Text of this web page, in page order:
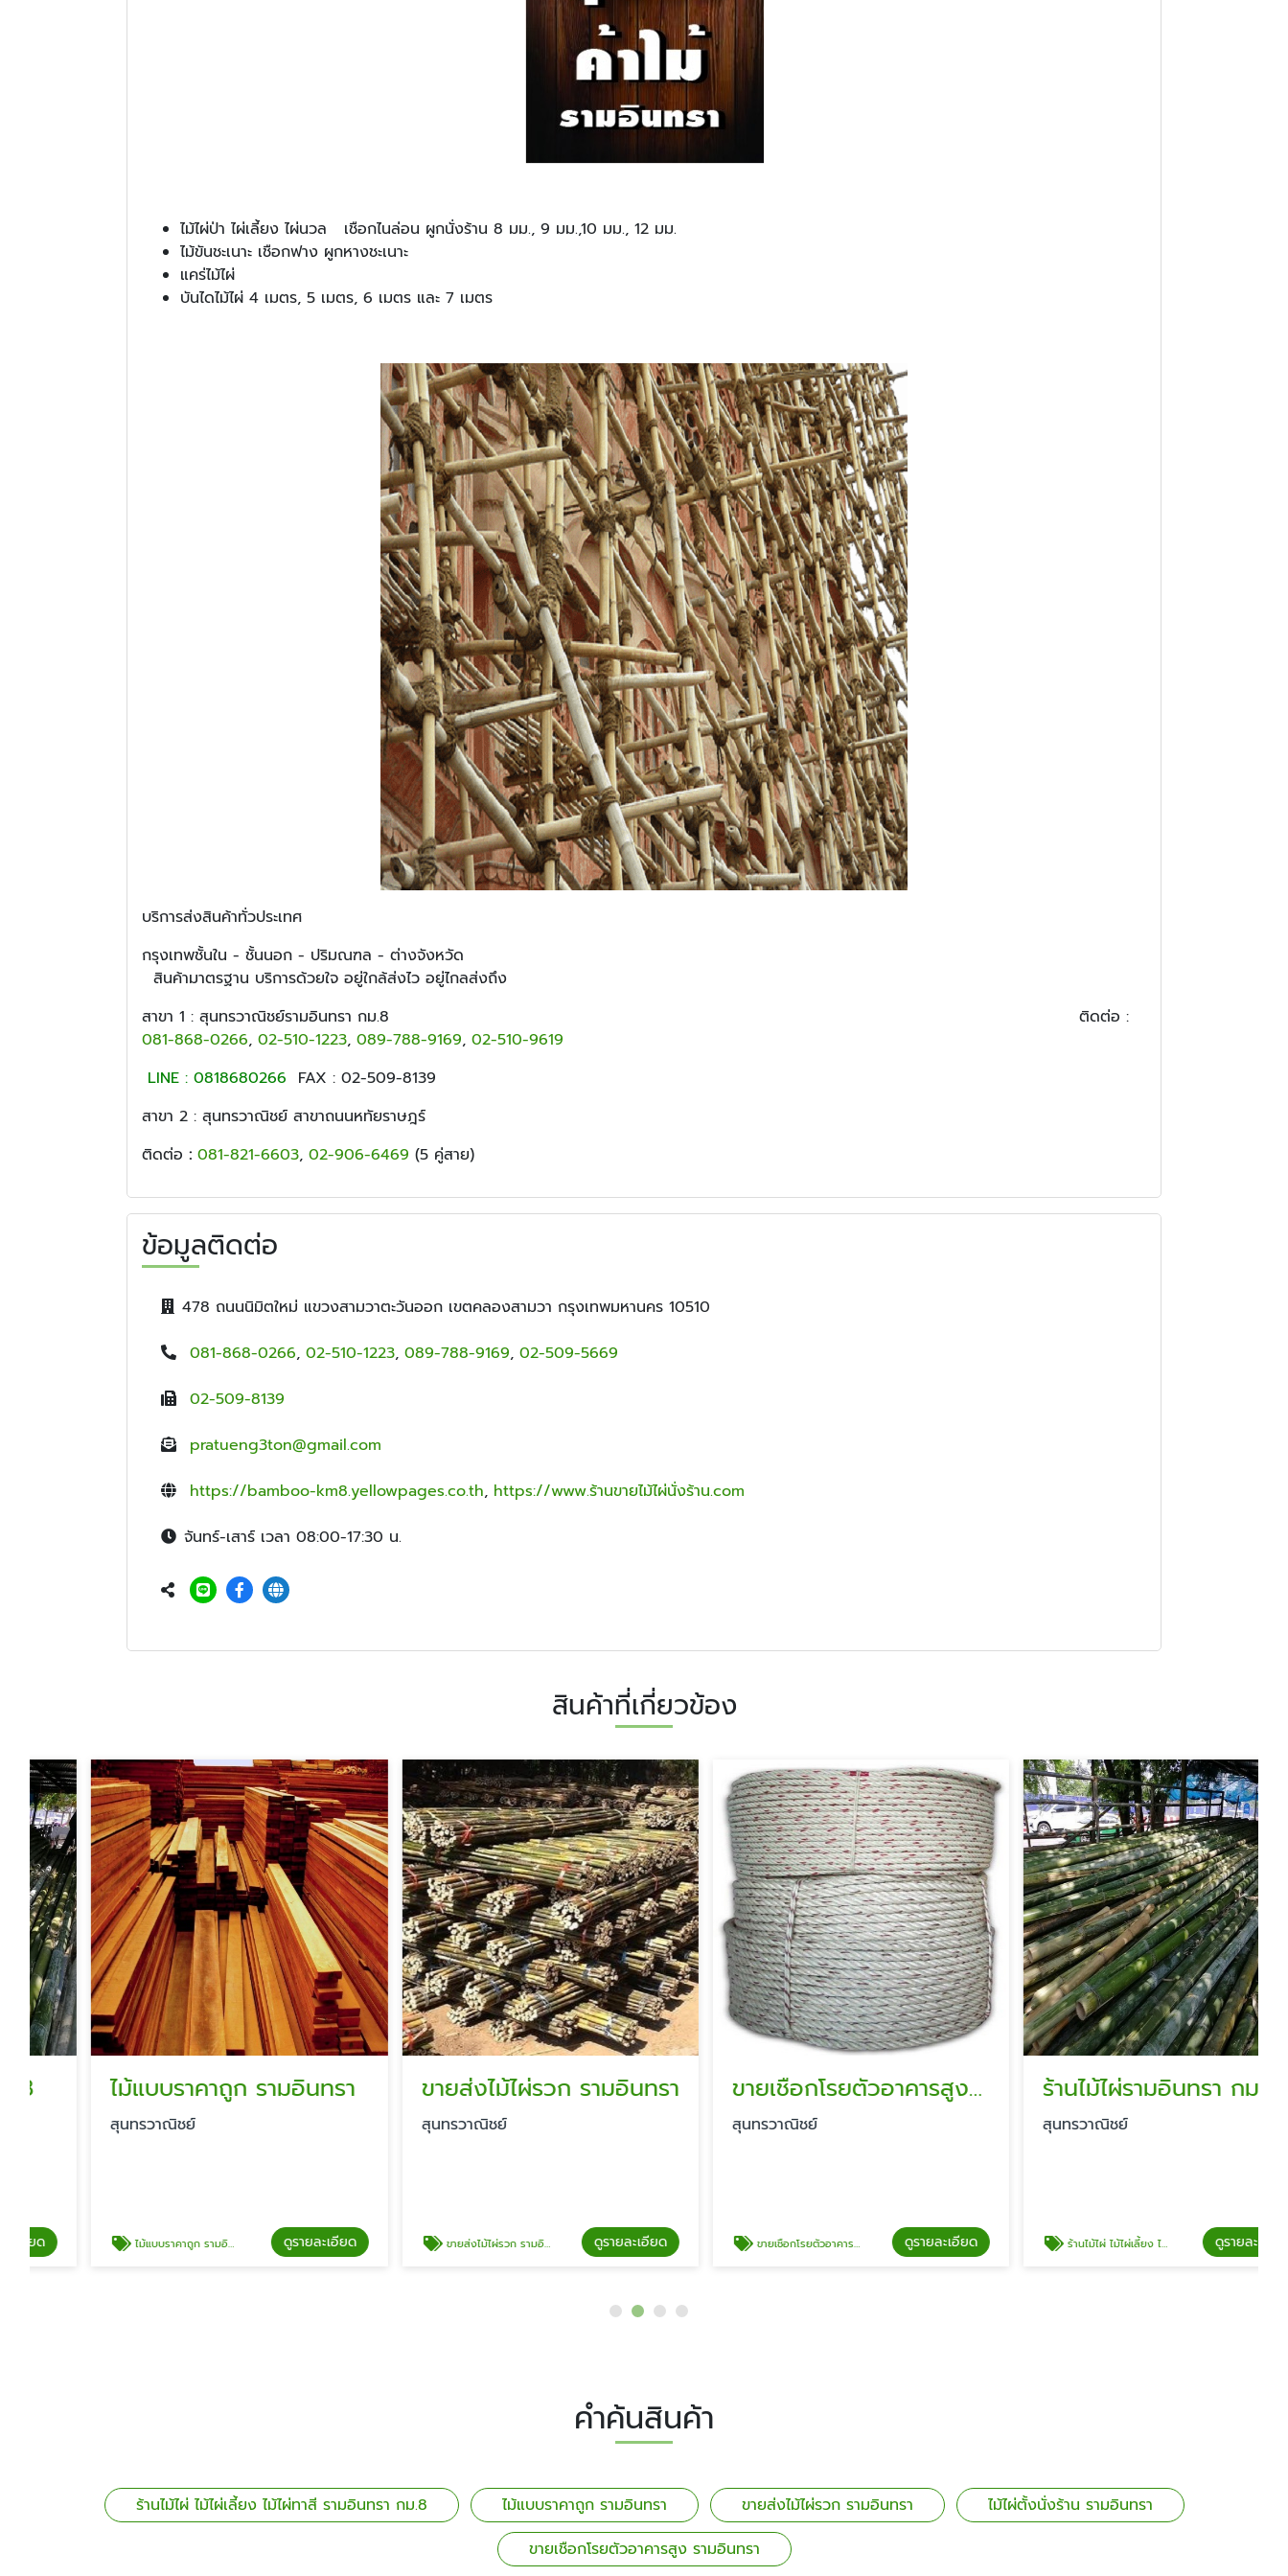
ไม้ไผ่ป่า ไผ่เลี้ยง ไผ่นวล เชือกไนล่อน ผูกนั่งร้าน 8 มม., 9 มม.,10 มม., 12 มม.
ไม้ขันชะเนาะ เชือกฟาง ผูกหางชะเนาะ
แคร่ไม้ไผ่
บันไดไม้ไผ่ 4 เมตร, 5 เมตร, 6 เมตร และ 7 เมตร
บริการส่งสินค้าทั่วประเทศ
กรุงเทพชั้นใน - ชั้นนอก - ปริมณฑล - ต่างจังหวัด
สินค้ามาตรฐาน บริการด้วยใจ อยู่ใกล้ส่งไว อยู่ไกลส่งถึง
สาขา 1 : สุนทรวาณิชย์รามอินทรา กม.8 ติดต่อ :
081-868-0266, 02-510-1223, 089-788-9169, 02-510-9619
LINE : 0818680266 FAX : 02-509-8139
สาขา 2 : สุนทรวาณิชย์ สาขาถนนหทัยราษฎร์
ติดต่อ : 081-821-6603, 02-906-6469 (5 คู่สาย)
ข้อมูลติดต่อ
478 ถนนนิมิตใหม่ แขวงสามวาตะวันออก เขตคลองสามวา กรุงเทพมหานคร 10510
081-868-0266, 02-510-1223, 089-788-9169, 02-509-5669
02-509-8139
pratueng3ton@gmail.com
https://bamboo-km8.yellowpages.co.th, https://www.ร้านขายไม้ไผ่นั่งร้าน.com
จันทร์-เสาร์ เวลา 08:00-17:30 น.
สินค้าที่เกี่ยวข้อง
ไม้แบบราคาถูก รามอินทรา
สุนทรวาณิชย์
ไม้แบบราคาถูก รามอินทรา ดูรายละเอียด
ขายส่งไม้ไผ่รวก รามอินทรา
สุนทรวาณิชย์
ขายส่งไม้ไผ่รวก รามอินทรา ดูรายละเอียด
ขายเชือกโรยตัวอาคารสูง รามอินทรา
สุนทรวาณิชย์
ขายเชือกโรยตัวอาคารสูง รามอินทรา ดูรายละเอียด
ร้านไม้ไผ่รามอินทรา กม.8
สุนทรวาณิชย์
ร้านไม้ไผ่ ไม้ไผ่เลี้ยง ไม้ไผ่ทาสี รามอินทรา กม.8 ดูรายละเอียด
คำค้นสินค้า
ร้านไม้ไผ่ ไม้ไผ่เลี้ยง ไม้ไผ่ทาสี รามอินทรา กม.8 ไม้แบบราคาถูก รามอินทรา ขายส่งไม้ไผ่รวก รามอินทรา
ไม้ไผ่ตั้งนั่งร้าน รามอินทรา
ขายเชือกโรยตัวอาคารสูง รามอินทรา